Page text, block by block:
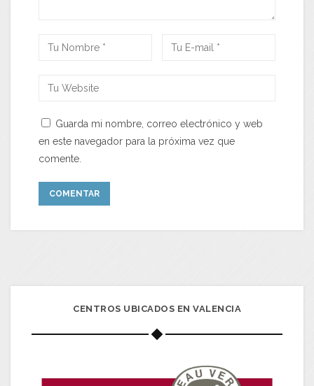
Guarda mi nombre, correo electrónico y web
en este navegador para la próxima vez que
comente.
CENTROS UBICADOS EN VALENCIA